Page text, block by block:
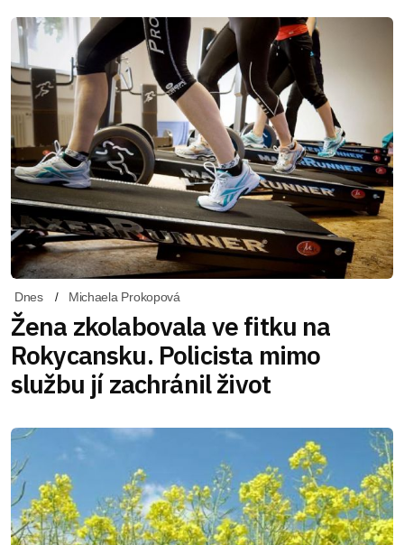
Dnes Michaela Prokopová
Žena zkolabovala ve fitku na
Rokycansku. Policista mimo
službu jí zachránil život